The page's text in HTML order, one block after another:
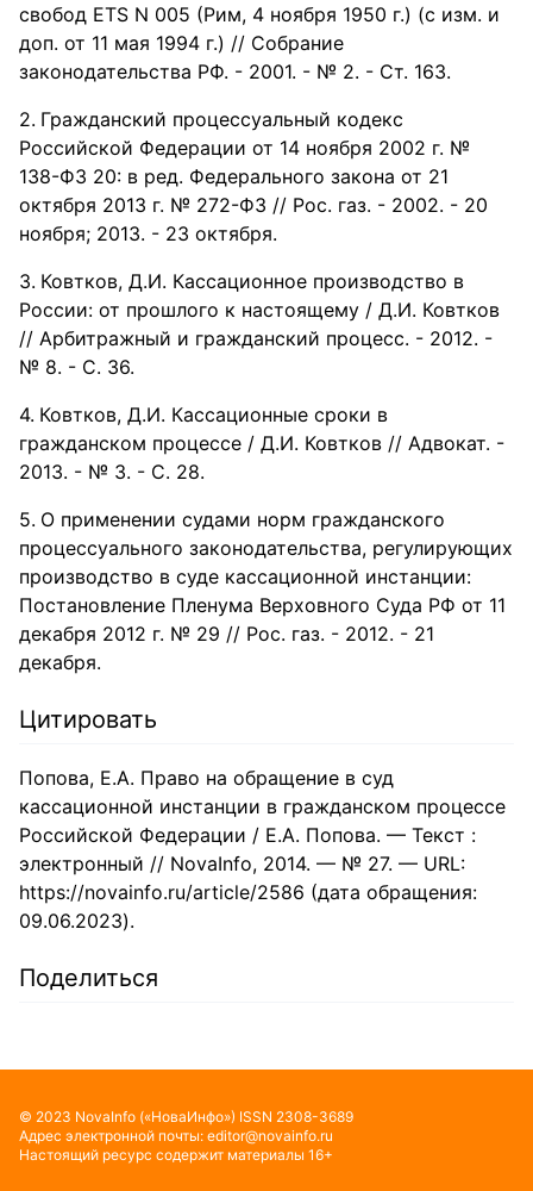
свобод ETS N 005 (Рим, 4 ноября 1950 г.) (с изм. и
доп. от 11 мая 1994 г.) // Собрание
законодательства РФ. - 2001. - № 2. - Ст. 163.
Гражданский процессуальный кодекс
Российской Федерации от 14 ноября 2002 г. №
138-ФЗ 20: в ред. Федерального закона от 21
октября 2013 г. № 272-ФЗ // Рос. газ. - 2002. - 20
ноября; 2013. - 23 октября.
Ковтков, Д.И. Кассационное производство в
России: от прошлого к настоящему / Д.И. Ковтков
// Арбитражный и гражданский процесс. - 2012. -
№ 8. - С. 36.
Ковтков, Д.И. Кассационные сроки в
гражданском процессе / Д.И. Ковтков // Адвокат. -
2013. - № 3. - С. 28.
О применении судами норм гражданского
процессуального законодательства, регулирующих
производство в суде кассационной инстанции:
Постановление Пленума Верховного Суда РФ от 11
декабря 2012 г. № 29 // Рос. газ. - 2012. - 21
декабря.
Цитировать
Попова, Е.А. Право на обращение в суд
кассационной инстанции в гражданском процессе
Российской Федерации / Е.А. Попова. — Текст :
электронный // NovaInfo, 2014. — № 27. — URL:
https://novainfo.ru/article/2586 (дата обращения:
09.06.2023).
Поделиться
© 2023 NovaInfo («НоваИнфо») ISSN 2308-3689
Адрес электронной почты: editor@novainfo.ru
Настоящий ресурс содержит материалы 16+